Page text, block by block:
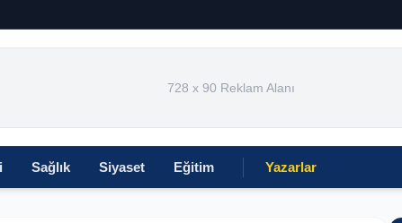
728 x 90 Reklam Alanı
Sağlık Siyaset Eğitim Yazarlar